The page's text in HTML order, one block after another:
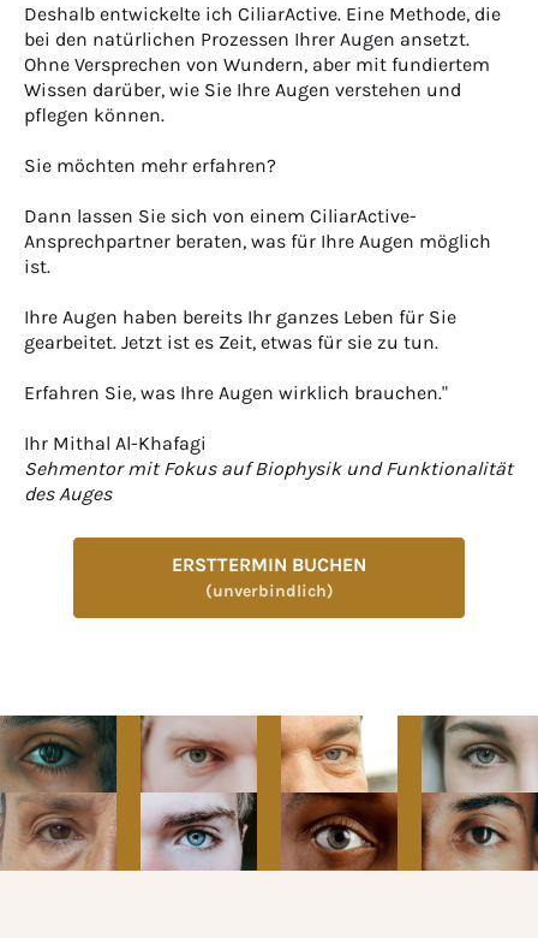
Deshalb entwickelte ich CiliarActive. Eine Methode, die
bei den natürlichen Prozessen Ihrer Augen ansetzt.
Ohne Versprechen von Wundern, aber mit fundiertem
Wissen darüber, wie Sie Ihre Augen verstehen und
pflegen können.
Sie möchten mehr erfahren?
Dann lassen Sie sich von einem CiliarActive-
Ansprechpartner beraten, was für Ihre Augen möglich
ist.
Ihre Augen haben bereits Ihr ganzes Leben für Sie
gearbeitet. Jetzt ist es Zeit, etwas für sie zu tun.
Erfahren Sie, was Ihre Augen wirklich brauchen."
Ihr Mithal Al-Khafagi
Sehmentor mit Fokus auf Biophysik und Funktionalität
des Auges
ERSTTERMIN BUCHEN
(unverbindlich)